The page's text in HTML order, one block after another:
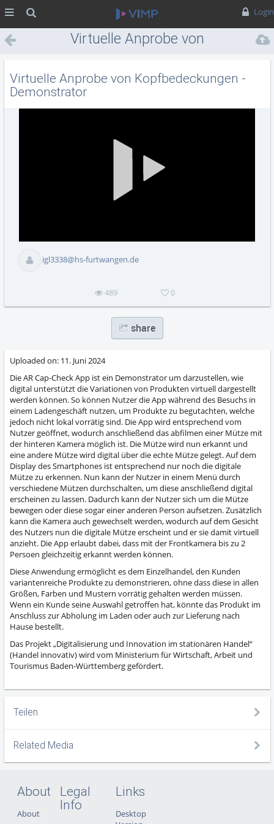
Login
Virtuelle Anprobe von
Kopfbedeckungen -
Demonstrator
Virtuelle Anprobe von Kopfbedeckungen -
Demonstrator
igl3338@hs-furtwangen.de
489 0
share
Uploaded on: 11. Juni 2024
Die AR Cap-Check App ist ein Demonstrator um darzustellen, wie
digital unterstützt die Variationen von Produkten virtuell dargestellt
werden können. So können Nutzer die App während des Besuchs in
einem Ladengeschäft nutzen, um Produkte zu begutachten, welche
jedoch nicht lokal vorrätig sind. Die App wird entsprechend vom
Nutzer geöffnet, wodurch anschließend das abfilmen einer Mütze mit
der hinteren Kamera möglich ist. Die Mütze wird nun erkannt und
eine andere Mütze wird digital über die echte Mütze gelegt. Auf dem
Display des Smartphones ist entsprechend nur noch die digitale
Mütze zu erkennen. Nun kann der Nutzer in einem Menü durch
verschiedene Mützen durchschalten, um diese anschließend digital
erscheinen zu lassen. Dadurch kann der Nutzer sich um die Mütze
bewegen oder diese sogar einer anderen Person aufsetzen. Zusätzlich
kann die Kamera auch gewechselt werden, wodurch auf dem Gesicht
des Nutzers nun die digitale Mütze erscheint und er sie damit virtuell
anzieht. Die App erlaubt dabei, dass mit der Frontkamera bis zu 2
Persoen gleichzeitig erkannt werden können.
Diese Anwendung ermöglicht es dem Einzelhandel, den Kunden
variantenreiche Produkte zu demonstrieren, ohne dass diese in allen
Größen, Farben und Mustern vorrätig gehalten werden müssen.
Wenn ein Kunde seine Auswahl getroffen hat, könnte das Produkt im
Anschluss zur Abholung im Laden oder auch zur Lieferung nach
Hause bestellt.
Das Projekt „Digitalisierung und Innovation im stationären Handel“
(Handel innovativ) wird vom Ministerium für Wirtschaft, Arbeit und
Tourismus Baden-Württemberg gefördert.
Teilen
Related Media
About
About
Legal
Info
Links
Desktop